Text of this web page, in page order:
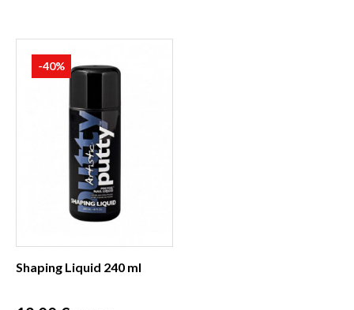
Shaping Liquid 240 ml
-40%